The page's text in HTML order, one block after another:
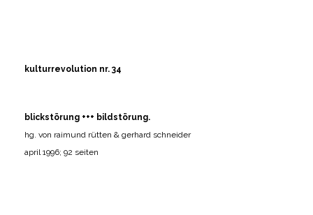
kulturrevolution nr. 34
blickstörung +++ bildstörung.
hg. von raimund rütten & gerhard schneider
april 1996; 92 seiten